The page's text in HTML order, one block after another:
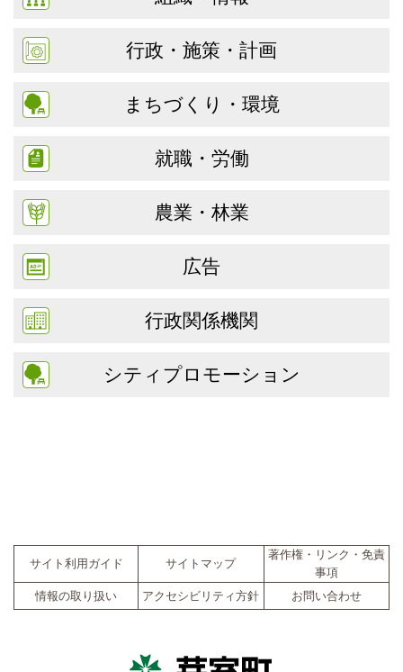
行政・施策・計画
まちづくり・環境
就職・労働
農業・林業
広告
行政関係機関
シティプロモーション
サイト利用ガイド サイトマップ
著作権・リンク・免責
事項
情報の取り扱い
アクセシビリティ方針 お問い合わせ